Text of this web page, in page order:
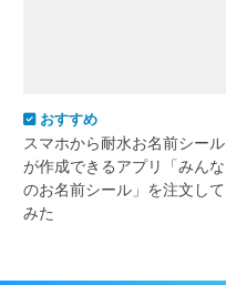
おすすめ
スマホから耐水お名前シール
が作成できるアプリ「みんな
のお名前シール」を注文して
みた